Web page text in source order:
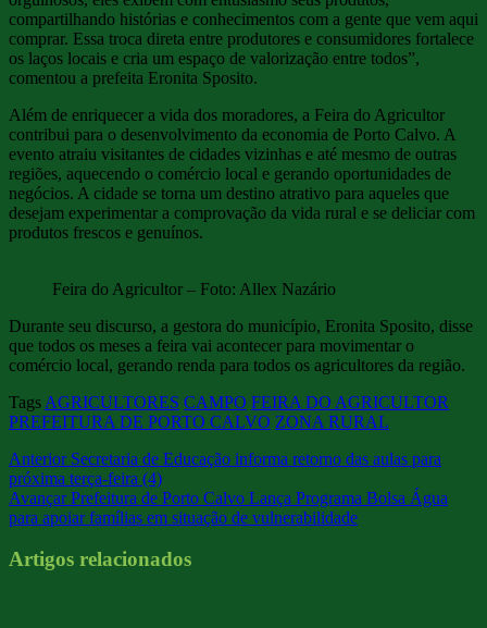
compartilhando histórias e conhecimentos com a gente que vem aqui
comprar. Essa troca direta entre produtores e consumidores fortalece
os laços locais e cria um espaço de valorização entre todos”,
comentou a prefeita Eronita Sposito.
Além de enriquecer a vida dos moradores, a Feira do Agricultor
contribui para o desenvolvimento da economia de Porto Calvo. A
evento atraiu visitantes de cidades vizinhas e até mesmo de outras
regiões, aquecendo o comércio local e gerando oportunidades de
negócios. A cidade se torna um destino atrativo para aqueles que
desejam experimentar a comprovação da vida rural e se deliciar com
produtos frescos e genuínos.
Feira do Agricultor – Foto: Allex Nazário
Durante seu discurso, a gestora do município, Eronita Sposito, disse
que todos os meses a feira vai acontecer para movimentar o
comércio local, gerando renda para todos os agricultores da região.
Tags AGRICULTORES CAMPO FEIRA DO AGRICULTOR
PREFEITURA DE PORTO CALVO ZONA RURAL
AnteriorSecretaria de Educação informa retorno das aulas para
próxima terça-feira (4)
AvançarPrefeitura de Porto Calvo Lança Programa Bolsa Água
para apoiar famílias em situação de vulnerabilidade
Artigos relacionados